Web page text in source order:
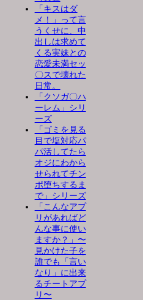
「キスはダ
メ！」って言
うくせに、中
出しは求めて
くる実妹との
恋愛未満セッ
〇スで壊れた
日常。
「クソガ〇ハ
ーレム」シリ
ーズ
「ゴミを見る
目で塩対応パ
パ活してたら
オジにわから
せられてチン
ポ堕ちするま
で」シリーズ
「こんなアプ
リがあればど
んな事に使い
ますか？」〜
見かけた子を
誰でも「言い
なり」に出来
るチートアプ
リ〜